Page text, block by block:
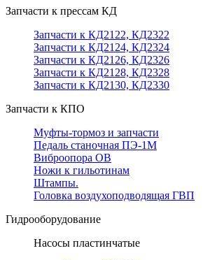
Запчасти к прессам КД
Запчасти к КД2122, КД2322
Запчасти к КД2124, КД2324
Запчасти к КД2126, КД2326
Запчасти к КД2128, КД2328
Запчасти к КД2130, КД2330
Запчасти к КПО
Муфты-тормоз и запчасти
Педаль станочная ПЭ-1М
Виброопора ОВ
Ножи к гильотинам
Штампы.
Головка воздухоподводящая ГВП
Гидрооборудование
Насосы пластинчатые